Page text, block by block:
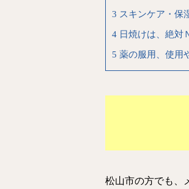
3 スキンケア・保
4 日焼けは、絶対
5 薬の服用、使用
松山市の方でも、